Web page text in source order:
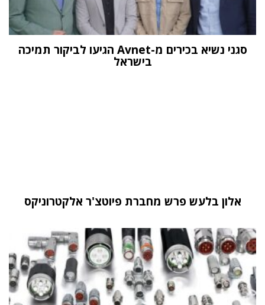
סגני נשיא בכירים מ-Avnet הגיעו לביקור תמיכה
בישראל
אלון בלעש פרש מחברת פיוטצ'ר אלקטרוניקס